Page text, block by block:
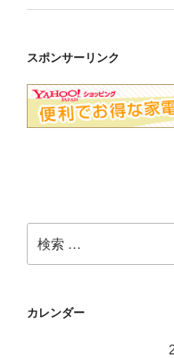
スポンサーリンク
索:
カレンダー